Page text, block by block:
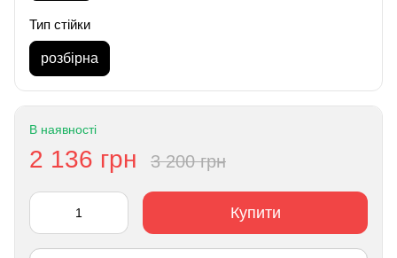
Тип стійки
розбірна
В наявності
2 136 грн 3 200 грн
Купити